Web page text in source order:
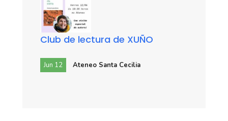
Club de lectura de XUÑO
Jun 12 Ateneo Santa Cecilia